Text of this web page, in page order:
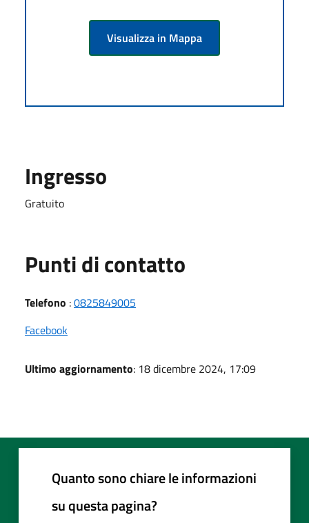
Visualizza in Mappa
Ingresso
Gratuito
Punti di contatto
Telefono :0825849005
Facebook
Ultimo aggiornamento: 18 dicembre 2024, 17:09
Quanto sono chiare le informazioni
su questa pagina?